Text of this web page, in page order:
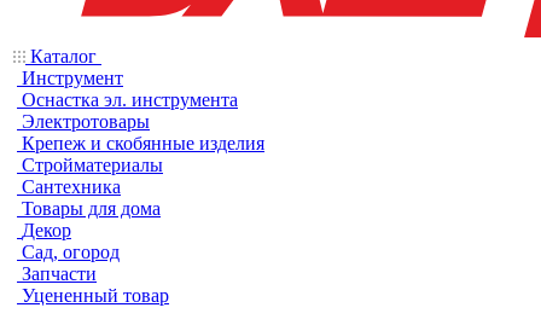
Каталог
Инструмент
Оснастка эл. инструмента
Электротовары
Крепеж и скобянные изделия
Стройматериалы
Сантехника
Товары для дома
Декор
Сад, огород
Запчасти
Уцененный товар